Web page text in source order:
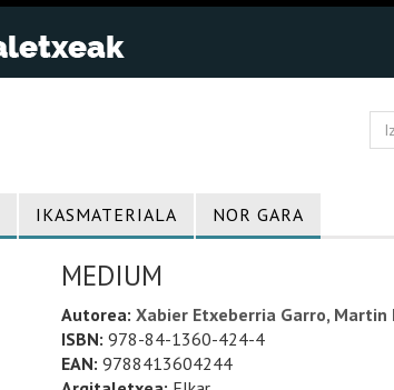
IKASMATERIALA NOR GARA
MEDIUM
Autorea: Xabier Etxeberria Garro, Martin
ISBN: 978-84-1360-424-4
EAN: 9788413604244